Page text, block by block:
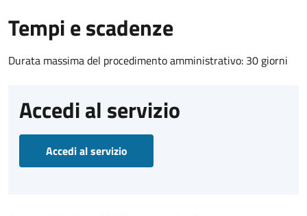
Tempi e scadenze
Durata massima del procedimento amministrativo: 30 giorni
Accedi al servizio
Accedi al servizio